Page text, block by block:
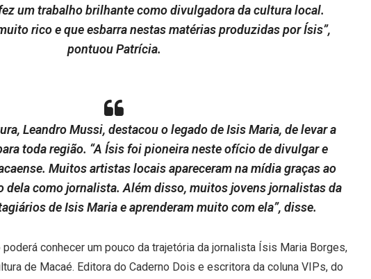
um trabalho brilhante como divulgadora da cultura local.
rico e que esbarra nestas matérias produzidas por Ísis”,
pontuou Patrícia.
Leandro Mussi, destacou o legado de Isis Maria, de levar a
toda região. “A Ísis foi pioneira neste ofício de divulgar e
Muitos artistas locais apareceram na mídia graças ao
dela como jornalista. Além disso, muitos jovens jornalistas da
de Isis Maria e aprenderam muito com ela”, disse.
conhecer um pouco da trajetória da jornalista Ísis Maria Borges,
de Macaé. Editora do Caderno Dois e escritora da coluna VIPs, do